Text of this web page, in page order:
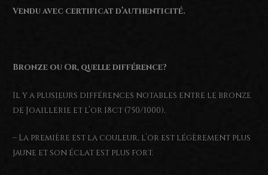
Vendu avec certificat d’authenticité.
Bronze ou Or, quelle différence?
Il y a plusieurs différences notables entre le bronze
de Joaillerie et l’or 18ct (750/1000).
– La première est la couleur, l’or est légèrement plus
jaune et son éclat est plus fort.